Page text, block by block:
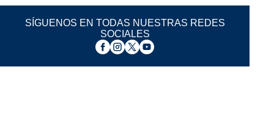
SÍGUENOS EN TODAS NUESTRAS REDES
SOCIALES